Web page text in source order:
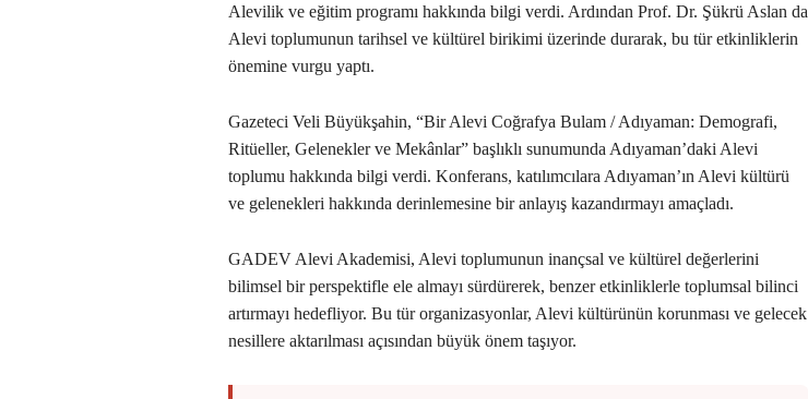
Alevilik ve eğitim programı hakkında bilgi verdi. Ardından Prof. Dr. Şükrü Aslan da
Alevi toplumunun tarihsel ve kültürel birikimi üzerinde durarak, bu tür etkinliklerin
önemine vurgu yaptı.
Gazeteci Veli Büyükşahin, “Bir Alevi Coğrafya Bulam / Adıyaman: Demografi,
Ritüeller, Gelenekler ve Mekânlar” başlıklı sunumunda Adıyaman’daki Alevi
toplumu hakkında bilgi verdi. Konferans, katılımcılara Adıyaman’ın Alevi kültürü
ve gelenekleri hakkında derinlemesine bir anlayış kazandırmayı amaçladı.
GADEV Alevi Akademisi, Alevi toplumunun inançsal ve kültürel değerlerini
bilimsel bir perspektifle ele almayı sürdürerek, benzer etkinliklerle toplumsal bilinci
artırmayı hedefliyor. Bu tür organizasyonlar, Alevi kültürünün korunması ve gelecek
nesillere aktarılması açısından büyük önem taşıyor.